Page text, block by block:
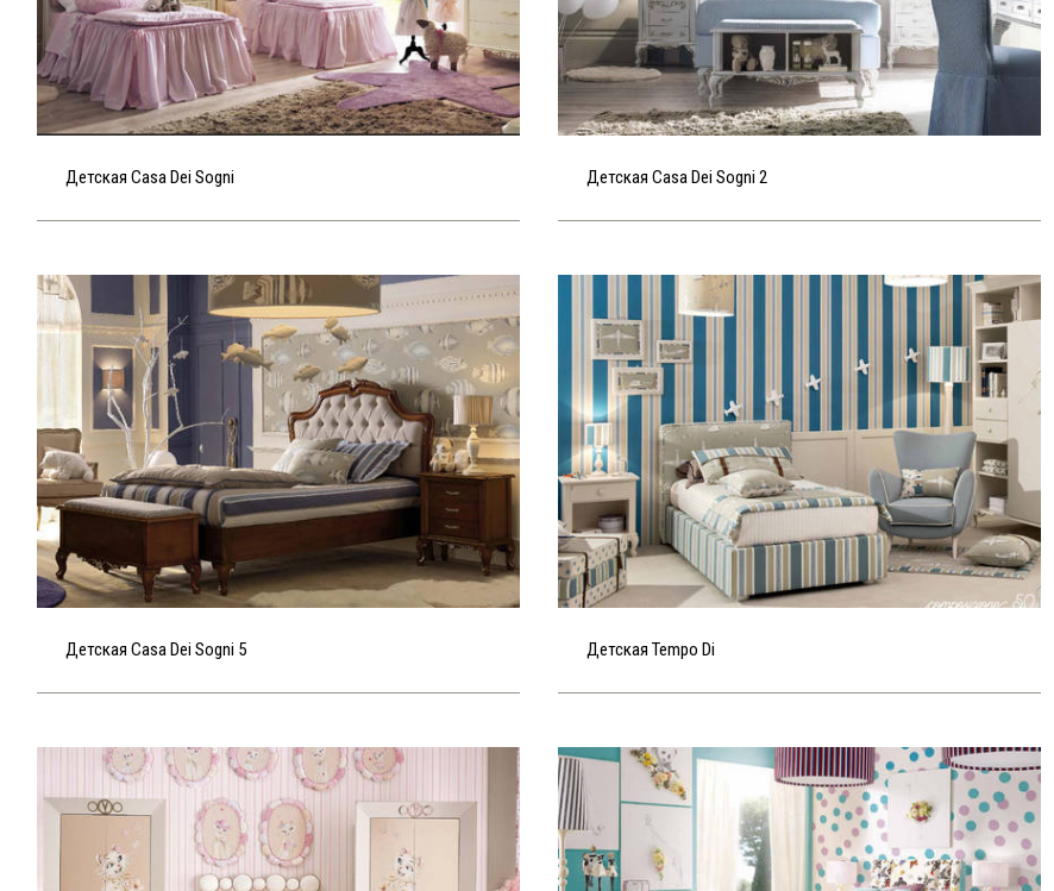
Детская Casa Dei Sogni Детская Casa Dei Sogni 2
Детская Casa Dei Sogni 5 Детская Tempo Di